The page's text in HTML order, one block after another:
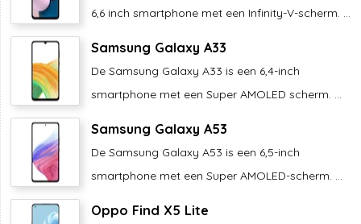
6,6 inch smartphone met een Infinity-V-scherm. ...
Samsung Galaxy A33
De Samsung Galaxy A33 is een 6,4-inch
smartphone met een Super AMOLED scherm. ...
Samsung Galaxy A53
De Samsung Galaxy A53 is een 6,5-inch
smartphone met een Super AMOLED-scherm. ...
Oppo Find X5 Lite